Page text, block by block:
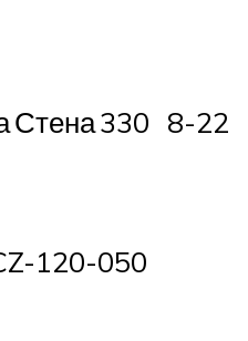
Стена330 8-22
120-050